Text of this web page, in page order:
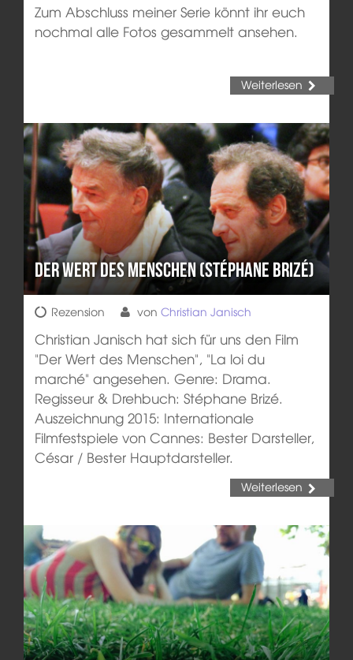
Zum Abschluss meiner Serie könnt ihr euch
nochmal alle Fotos gesammelt ansehen.
Weiterlesen
Der Wert des Menschen (Stéphane Brizé)
Rezension von Christian Janisch
Christian Janisch hat sich für uns den Film
"Der Wert des Menschen", "La loi du
marché" angesehen. Genre: Drama.
Regisseur & Drehbuch: Stéphane Brizé.
Auszeichnung 2015: Internationale
Filmfestspiele von Cannes: Bester Darsteller,
César / Bester Hauptdarsteller.
Weiterlesen